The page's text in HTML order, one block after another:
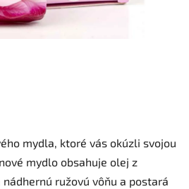
mydla, ktoré vás okúzli svojou
mydlo obsahuje olej z
ružovú vôňu a postará